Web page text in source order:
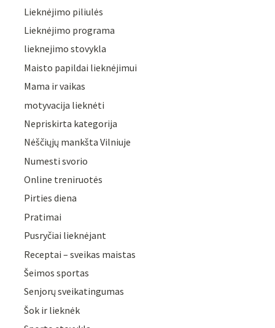
Lieknėjimo piliulės
Lieknėjimo programa
lieknejimo stovykla
Maisto papildai lieknėjimui
Mama ir vaikas
motyvacija lieknėti
Nepriskirta kategorija
Nėščiųjų mankšta Vilniuje
Numesti svorio
Online treniruotės
Pirties diena
Pratimai
Pusryčiai lieknėjant
Receptai – sveikas maistas
Šeimos sportas
Senjorų sveikatingumas
Šok ir lieknėk